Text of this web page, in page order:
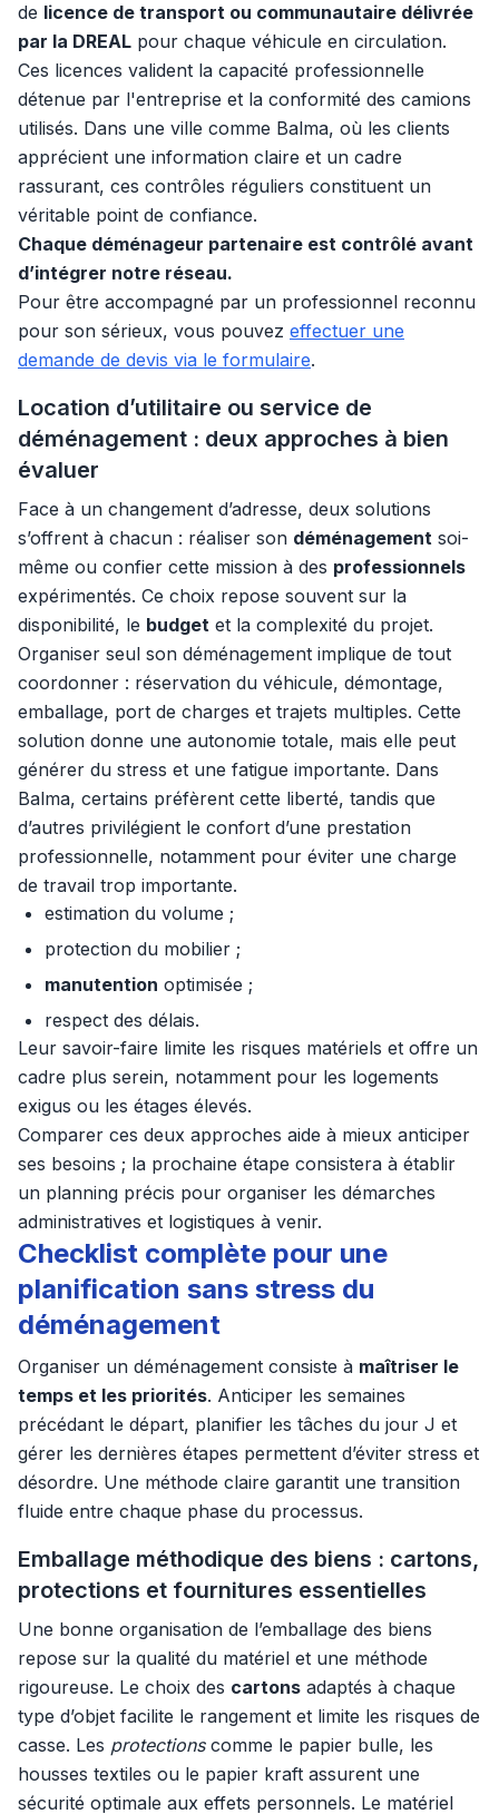
de licence de transport ou communautaire délivrée
par la DREAL pour chaque véhicule en circulation.
Ces licences valident la capacité professionnelle
détenue par l'entreprise et la conformité des camions
utilisés. Dans une ville comme Balma, où les clients
apprécient une information claire et un cadre
rassurant, ces contrôles réguliers constituent un
véritable point de confiance.
Chaque déménageur partenaire est contrôlé avant
d’intégrer notre réseau.
Pour être accompagné par un professionnel reconnu
pour son sérieux, vous pouvez effectuer une
demande de devis via le formulaire.
Location d’utilitaire ou service de
déménagement : deux approches à bien
évaluer
Face à un changement d’adresse, deux solutions
s’offrent à chacun : réaliser son déménagement soi-
même ou confier cette mission à des professionnels
expérimentés. Ce choix repose souvent sur la
disponibilité, le budget et la complexité du projet.
Organiser seul son déménagement implique de tout
coordonner : réservation du véhicule, démontage,
emballage, port de charges et trajets multiples. Cette
solution donne une autonomie totale, mais elle peut
générer du stress et une fatigue importante. Dans
Balma, certains préfèrent cette liberté, tandis que
d’autres privilégient le confort d’une prestation
professionnelle, notamment pour éviter une charge
de travail trop importante.
estimation du volume ;
protection du mobilier ;
manutention optimisée ;
respect des délais.
Leur savoir-faire limite les risques matériels et offre un
cadre plus serein, notamment pour les logements
exigus ou les étages élevés.
Comparer ces deux approches aide à mieux anticiper
ses besoins ; la prochaine étape consistera à établir
un planning précis pour organiser les démarches
administratives et logistiques à venir.
Checklist complète pour une
planification sans stress du
déménagement
Organiser un déménagement consiste à maîtriser le
temps et les priorités. Anticiper les semaines
précédant le départ, planifier les tâches du jour J et
gérer les dernières étapes permettent d’éviter stress et
désordre. Une méthode claire garantit une transition
fluide entre chaque phase du processus.
Emballage méthodique des biens : cartons,
protections et fournitures essentielles
Une bonne organisation de l’emballage des biens
repose sur la qualité du matériel et une méthode
rigoureuse. Le choix des cartons adaptés à chaque
type d’objet facilite le rangement et limite les risques de
casse. Les protectionscomme le papier bulle, les
housses textiles ou le papier kraft assurent une
sécurité optimale aux effets personnels. Le matériel